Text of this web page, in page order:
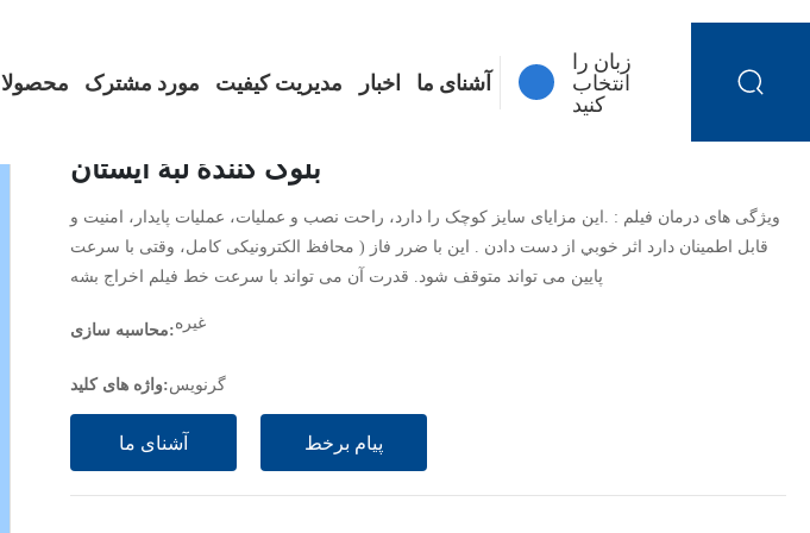
محصولا مورد مشترک مدیریت کیفیت اخبار آشنای ما
زبان را
انتخاب
کنید
بلوک کنندۀ لبۀ ایستان
ویژگی های درمان فیلم : .این مزایای سایز کوچک را دارد، راحت نصب و عملیات، عملیات پایدار، امنیت و
قابل اطمینان دارد اثر خوبي از دست دادن . اين با ضرر فاز ( محافظ الکترونیکی کامل، وقتی با سرعت
پایین می تواند متوقف شود. قدرت آن می تواند با سرعت خط فیلم اخراج بشه
محاسبه سازی:غیره
واژه های کلید:گرنویس
آشنای ما پیام برخط